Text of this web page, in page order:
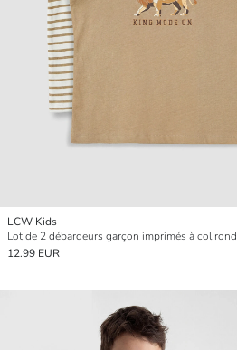
LCW Kids
Lot de 2 débardeurs garçon imprimés à col rond
12.99 EUR